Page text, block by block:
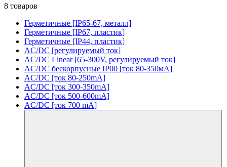
8 товаров
Герметичные [IP65-67, металл]
Герметичные [IP67, пластик]
Герметичные [IP44, пластик]
AC/DC [регулируемый ток]
AC/DC Linear [65-300V, регулируемый ток]
AC/DC бескорпусные IP00 [ток 80-350мА]
AC/DC [ток 80-250mA]
AC/DC [ток 300-350mA]
AC/DC [ток 500-600mA]
AC/DC [ток 700 mA]